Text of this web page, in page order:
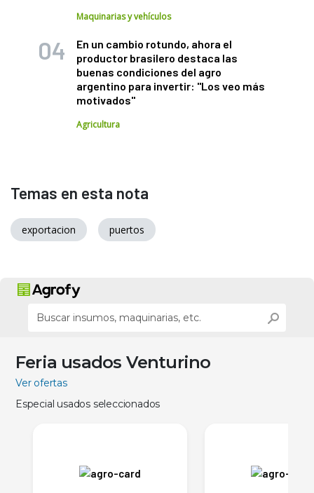
Maquinarias y vehículos
En un cambio rotundo, ahora el
productor brasilero destaca las
buenas condiciones del agro
argentino para invertir: "Los veo más
motivados"
Agricultura
Temas en esta nota
exportacion puertos
Feria usados Venturino
Ver ofertas
Especial usados seleccionados